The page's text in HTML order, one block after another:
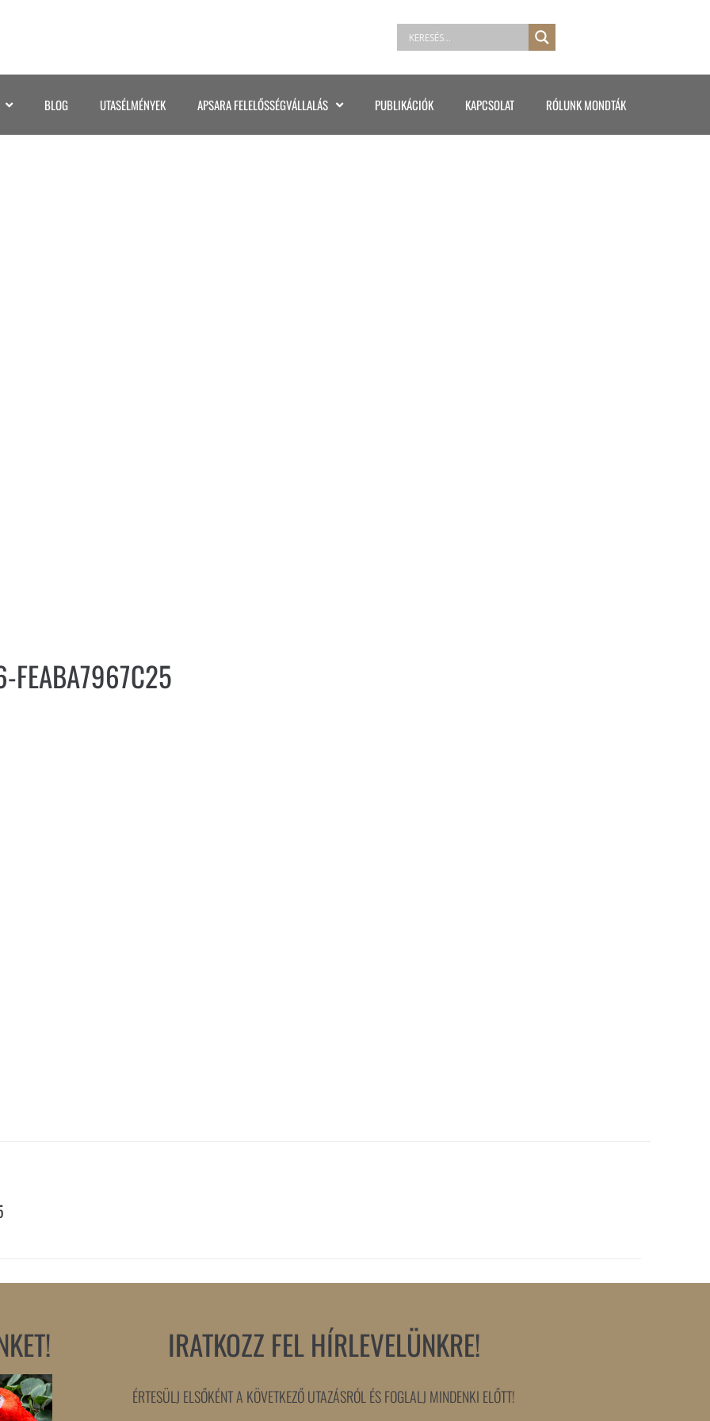
BLOG UTASÉLMÉNYEK APSARA FELELŐSSÉGVÁLLALÁS PUBLIKÁCIÓK KAPCSOLAT RÓLUNK MONDTÁK
IRATKOZZ FEL HÍRLEVELÜNKRE!
ÉRTESÜLJ ELSŐKÉNT A KÖVETKEZŐ UTAZÁSRÓL ÉS FOGLALJ MINDENKI ELŐTT!